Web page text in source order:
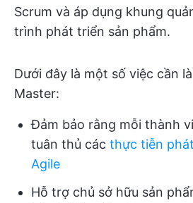
Scrum và áp dụng khung
trình phát triển sản phẩm.
Dưới đây là một số việc cần
Master:
Đảm bảo rằng mỗi thành
tuân thủ các thực tiễn
Agile
Hỗ trợ chủ sở hữu sản